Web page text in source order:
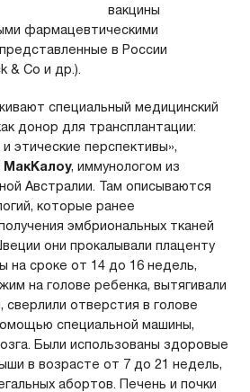
вакцины
фармацевтическими
в России
& Co и др.).
специальный медицинский
донор для трансплантации:
этические перспективы»,
, иммунологом из
Австралии. Там описываются
которые ранее
эмбриональных тканей
они прокалывали плаценту
сроке от 14 до 16 недель,
на голове ребенка, вытягивали
сверлили отверстия в голове
специальной машины,
Были использованы здоровые
в возрасте от 7 до 21 недель,
абортов. Печень и почки